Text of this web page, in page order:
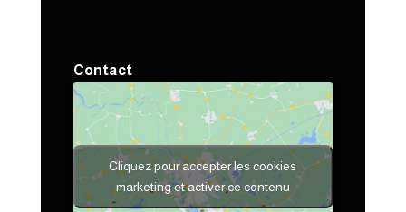
Contact
Cliquez pour accepter les cookies
marketing et activer ce contenu